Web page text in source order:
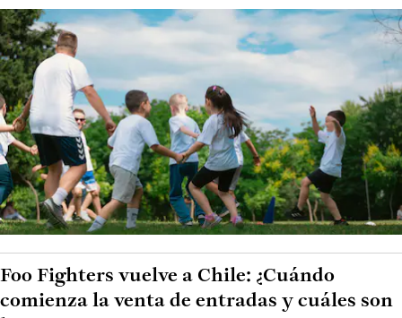
Foo Fighters vuelve a Chile: ¿Cuándo
comienza la venta de entradas y cuáles son